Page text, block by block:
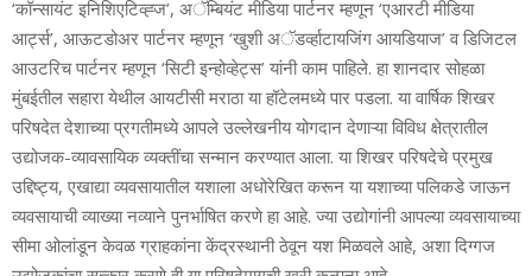
‘कॉन्सायंट इनिशिएटिव्ह्ज’, अॅम्बियंट मीडिया पार्टनर म्हणून ‘एआरटी मीडिया
आर्ट्स’, आऊटडोअर पार्टनर म्हणून ‘खुशी अॅडर्व्हाटायजिंग आयडियाज’ व डिजिटल
आउटरिच पार्टनर म्हणून ‘सिटी इन्होव्हेट्स’ यांनी काम पाहिले. हा शानदार सोहळा
मुंबईतील सहारा येथील आयटीसी मराठा या हॉटेलमध्ये पार पडला. या वार्षिक शिखर
परिषदेत देशाच्या प्रगतीमध्ये आपले उल्लेखनीय योगदान देणाऱ्या विविध क्षेत्रातील
उद्योजक-व्यावसायिक व्यक्तींचा सन्मान करण्यात आला. या शिखर परिषदेचे प्रमुख
उद्दिष्ट्य, एखाद्या व्यवसायातील यशाला अधोरेखित करून या यशाच्या पलिकडे जाऊन
व्यवसायाची व्याख्या नव्याने पुनर्भाषित करणे हा आहे. ज्या उद्योगांनी आपल्या व्यवसायाच्या
सीमा ओलांडून केवळ ग्राहकांना केंद्रस्थानी ठेवून यश मिळवले आहे, अशा दिग्गज